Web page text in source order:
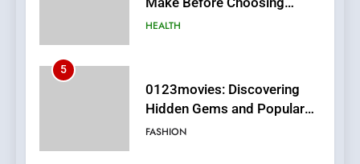
0123movies: Discovering
Hidden Gems and Popular
Finding the Best Movie
Streaming Website: A